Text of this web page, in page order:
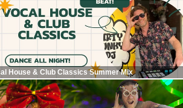
House & Club Classics Summer Mix